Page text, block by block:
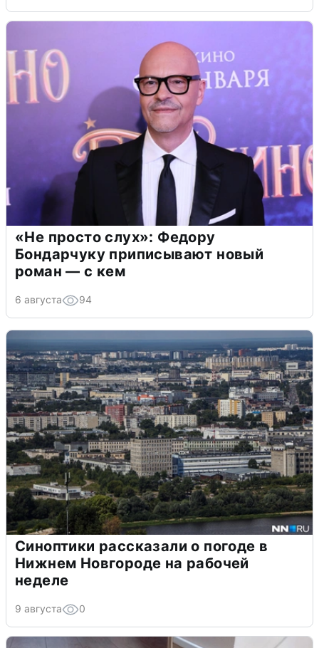
«Не просто слух»: Федору
Бондарчуку приписывают новый
роман — с кем
6 августа 94
Синоптики рассказали о погоде в
Нижнем Новгороде на рабочей
неделе
9 августа 0